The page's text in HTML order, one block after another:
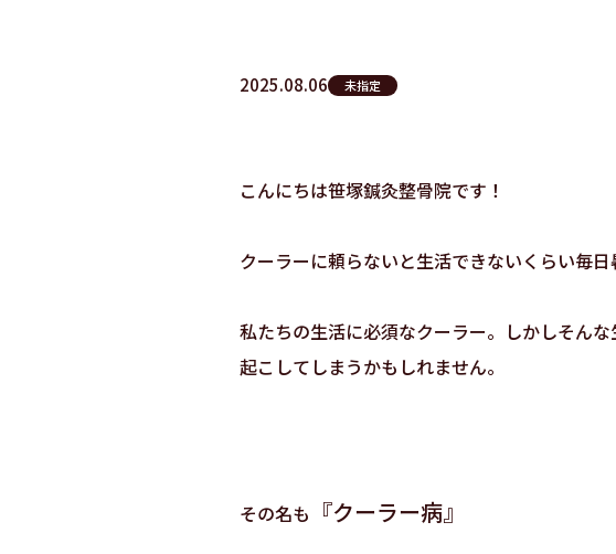
2025.08.06 未指定
こんにちは笹塚鍼灸整骨院です！
クーラーに頼らないと生活できないくらい毎日
私たちの生活に必須なクーラー。しかしそん
起こしてしまうかもしれません。
その名も 『クーラー病』